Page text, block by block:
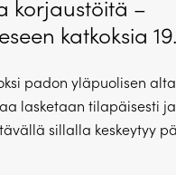
korjaustöitä –
katkoksia
padon yläpuolisen
lasketaan tilapäisesti
sillalla keskeytyy